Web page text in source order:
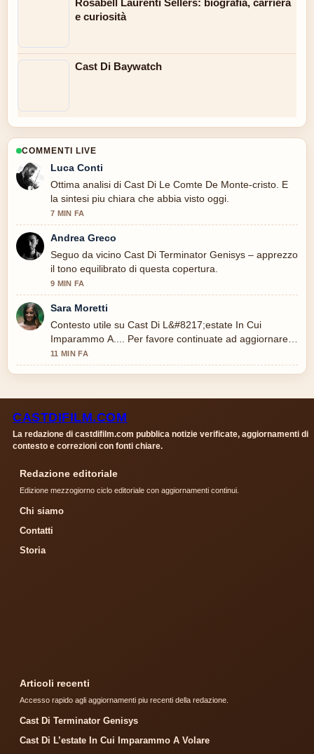
Rosabell Laurenti Sellers: biografia, carriera
e curiosità
Cast Di Baywatch
COMMENTI LIVE
Luca Conti
Ottima analisi di Cast Di Le Comte De Monte-cristo. E
la sintesi piu chiara che abbia visto oggi.
7 MIN FA
Andrea Greco
Seguo da vicino Cast Di Terminator Genisys – apprezzo
il tono equilibrato di questa copertura.
9 MIN FA
Sara Moretti
Contesto utile su Cast Di L&#8217;estate In Cui
Imparammo A.... Per favore continuate ad aggiornare
questo live.
11 MIN FA
CASTDIFILM.COM
La redazione di castdifilm.com pubblica notizie verificate, aggiornamenti di
contesto e correzioni con fonti chiare.
Redazione editoriale
Edizione mezzogiorno ciclo editoriale con aggiornamenti continui.
Chi siamo
Contatti
Storia
Articoli recenti
Accesso rapido agli aggiornamenti piu recenti della redazione.
Cast Di Terminator Genisys
Cast Di L’estate In Cui Imparammo A Volare